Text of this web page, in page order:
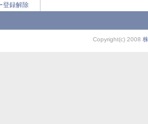
登録解除
Copyright(c) 2008